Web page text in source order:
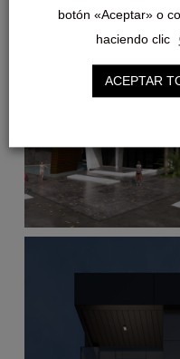
botón «Aceptar» o
haciendo clic
ACEPTAR